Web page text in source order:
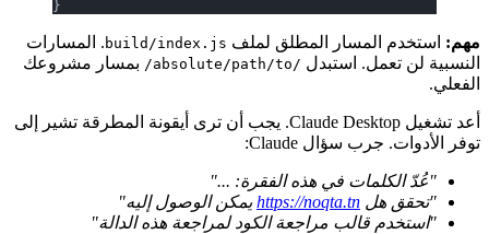
مهم:استخدم المسار المطلق لملف build/index.js. المسارات
النسبية لن تعمل. استبدل /absolute/path/to/
بمسار مشروعك
الفعلي.
أعد تشغيل Claude Desktop. يجب أن ترى أيقونة المطرقة تشير إلى
توفر الأدوات. جرب سؤال Claude:
"عُدّ الكلمات في هذه الفقرة: ..."
"تحقق هل https://noqta.tnيمكن الوصول إليه"
"استخدم قالب مراجعة الكود لمراجعة هذه الدالة"